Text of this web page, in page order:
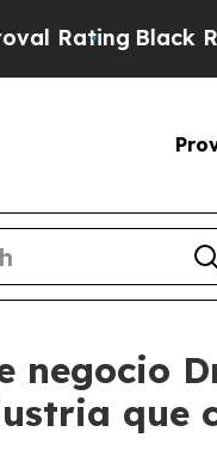
Black Residents
negocio
que